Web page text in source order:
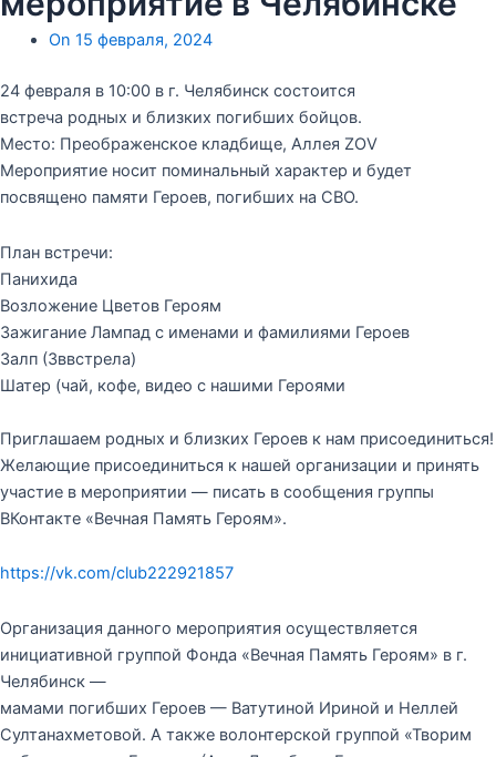
On 15 февраля, 2024
24 февраля в 10:00 в г. Челябинск состоится
встреча родных и близких погибших бойцов.
Место: Преображенское кладбище, Аллея ZOV
Мероприятие носит поминальный характер и будет
посвящено памяти Героев, погибших на СВО.
План встречи:
Панихида
Возложение Цветов Героям
Зажигание Лампад с именами и фамилиями Героев
Залп (3ввстрела)
Шатер (чай, кофе, видео с нашими Героями
Приглашаем родных и близких Героев к нам присоединиться!
Желающие присоединиться к нашей организации и принять
участие в мероприятии — писать в сообщения группы
ВКонтакте «Вечная Память Героям».
https://vk.com/club222921857
Организация данного мероприятия осуществляется
инициативной группой Фонда «Вечная Память Героям» в г.
Челябинск —
мамами погибших Героев — Ватутиной Ириной и Неллей
Султанахметовой. А также волонтерской группой «Творим